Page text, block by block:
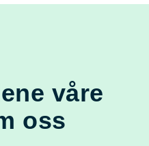
våre
oss